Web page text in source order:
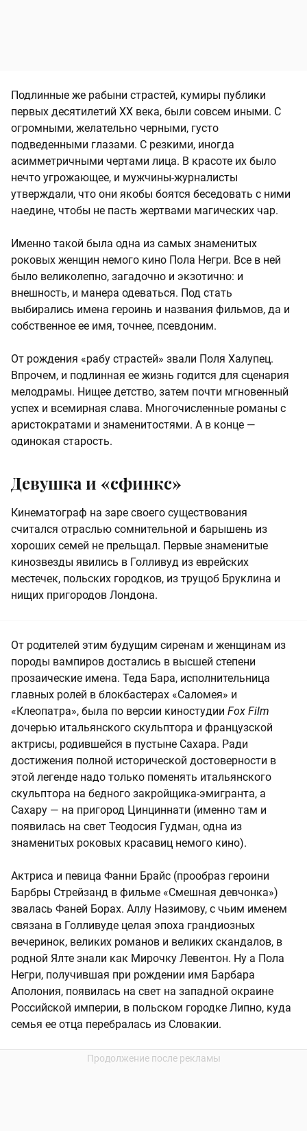
Подлинные же рабыни страстей, кумиры публики
первых десятилетий XX века, были совсем иными. С
огромными, желательно черными, густо
подведенными глазами. С резкими, иногда
асимметричными чертами лица. В красоте их было
нечто угрожающее, и мужчины-журналисты
утверждали, что они якобы боятся беседовать с ними
наедине, чтобы не пасть жертвами магических чар.
Именно такой была одна из самых знаменитых
роковых женщин немого кино Пола Негри. Все в ней
было великолепно, загадочно и экзотично: и
внешность, и манера одеваться. Под стать
выбирались имена героинь и названия фильмов, да и
собственное ее имя, точнее, псевдоним.
От рождения «рабу страстей» звали Поля Халупец.
Впрочем, и подлинная ее жизнь годится для сценария
мелодрамы. Нищее детство, затем почти мгновенный
успех и всемирная слава. Многочисленные романы с
аристократами и знаменитостями. А в конце —
одинокая старость.
Девушка и «сфинкс»
Кинематограф на заре своего существования
считался отраслью сомнительной и барышень из
хороших семей не прельщал. Первые знаменитые
кинозвезды явились в Голливуд из еврейских
местечек, польских городков, из трущоб Бруклина и
нищих пригородов Лондона.
От родителей этим будущим сиренам и женщинам из
породы вампиров достались в высшей степени
прозаические имена. Теда Бара, исполнительница
главных ролей в блокбастерах «Саломея» и
«Клеопатра», была по версии киностудии Fox Film
дочерью итальянского скульптора и французской
актрисы, родившейся в пустыне Сахара. Ради
достижения полной исторической достоверности в
этой легенде надо только поменять итальянского
скульптора на бедного закройщика-эмигранта, а
Сахару — на пригород Цинциннати (именно там и
появилась на свет Теодосия Гудман, одна из
знаменитых роковых красавиц немого кино).
Актриса и певица Фанни Брайс (прообраз героини
Барбры Стрейзанд в фильме «Смешная девчонка»)
звалась Фаней Борах. Аллу Назимову, с чьим именем
связана в Голливуде целая эпоха грандиозных
вечеринок, великих романов и великих скандалов, в
родной Ялте знали как Мирочку Левентон. Ну а Пола
Негри, получившая при рождении имя Барбара
Аполония, появилась на свет на западной окраине
Российской империи, в польском городке Липно, куда
семья ее отца перебралась из Словакии.